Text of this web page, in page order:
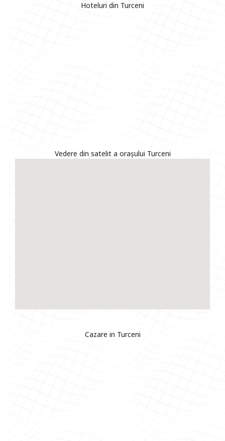
Hoteluri din Turceni
Vedere din satelit a orașului Turceni
Cazare in Turceni